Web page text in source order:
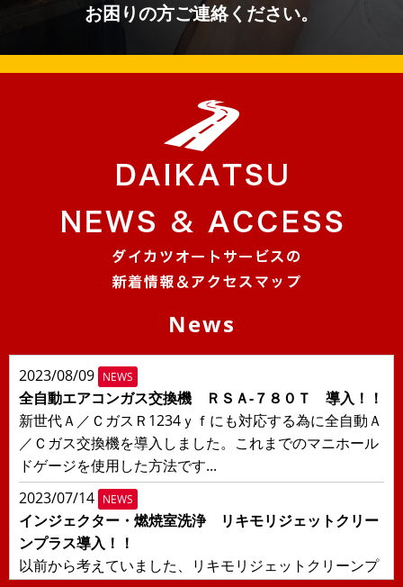
お困りの方ご連絡ください。
News
2023/08/09 NEWS
全自動エアコンガス交換機 ＲＳＡ-７８０Ｔ 導入！！
新世代Ａ／ＣガスＲ1234ｙｆにも対応する為に全自動Ａ
／Ｃガス交換機を導入しました。これまでのマニホール
ドゲージを使用した方法です...
2023/07/14 NEWS
インジェクター・燃焼室洗浄 リキモリジェットクリー
ンプラス導入！！
以前から考えていました、リキモリジェットクリーンプ